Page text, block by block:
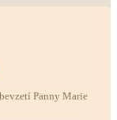
Panny Marie